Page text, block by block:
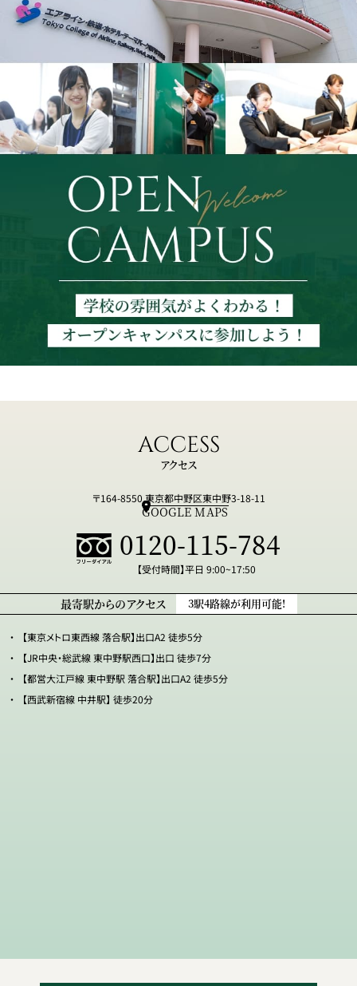
ACCESS
アクセス
〒164-8550 東京都中野区東中野3-18-11
GOOGLE MAPS
0120-115-784
【受付時間】平日 9:00~17:50
最寄駅からのアクセス 3駅4路線が利用可能!
【東京メトロ東西線 落合駅】出口A2 徒歩5分
【JR中央・総武線 東中野駅西口】出口 徒歩7分
【都営大江戸線 東中野駅 落合駅】出口A2 徒歩5分
【西武新宿線 中井駅】 徒歩20分